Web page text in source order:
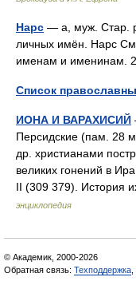
Нарс — а, муж. Стар.
личных имён. Нарс
именам и именинам.
Список
ИОНА И ВАРАХИСИЙ
Персидские (пам. 28
др. христианами
великих гонений в
II (309 379). История
энциклопедия
© Академик, 2000-2026
Обратная связь: Техподдержка